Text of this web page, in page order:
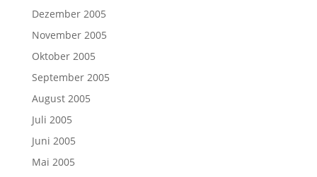
Dezember 2005
November 2005
Oktober 2005
September 2005
August 2005
Juli 2005
Juni 2005
Mai 2005